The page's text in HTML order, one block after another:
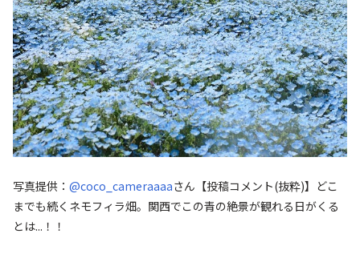
写真提供： @coco_cameraaaaさん 【投稿コメント(抜粋)】どこ
までも続くネモフィラ畑。関西でこの青の絶景が観れる日がくる
とは...！！